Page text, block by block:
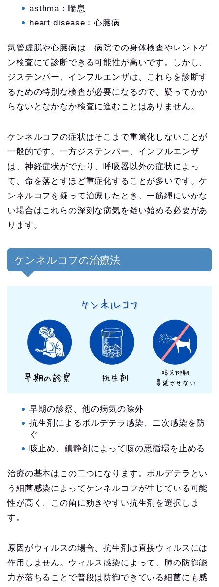
asthma：喘息
heart disease：心臓病
気管虚脱や心臓病は、病院での身体検査やレントゲ
ン検査にて診断できる可能性が高いです。しかし、
ジステンパー、インフルエンザは、これらを診断す
るための特別な検査が必要になるので、疑ってかか
らないとなかなか検査に進むことはありません。
ケンネルコフの症状はそこまで重篤化しないことが
一般的です。一方ジステンパー、インフルエンザ
は、神経症状がでたり、呼吸器以外の症状によっ
て、命を落とすほど重症化することが多いです。ケ
ンネルコフを疑って治療したとき、一筋縄にいかな
い場合はこれらの深刻な病気を疑い始める必要があ
ります。
ケンネルコフの治療法
早期の診察、他の病気の除外
抗生剤によるボルデテラ感染、二次感染を防
ぐ
咳止め、鎮静剤によって咳の悪循環を止める
治療の基本はこの二つになります。ボルデテラとい
う細菌感染によってケンネルコフが生じている可能
性が高く、この菌に効きやすい抗生剤を選択しま
す。
原因がウィルスの場合、抗生剤は直接ウィルスには
作用しません。ウィルス感染によって、肺の防御能
力が落ちることで普段は防御できている細菌にも感